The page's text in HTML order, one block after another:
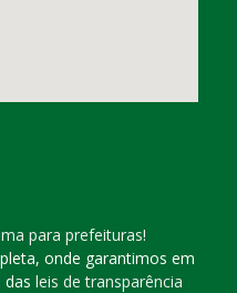
para prefeituras!
onde garantimos em
das leis de transparência